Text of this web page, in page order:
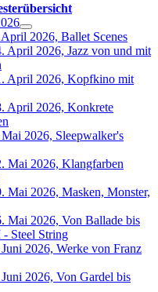
2026, Ballet Scenes
April 2026, Jazz von und mit
April 2026, Kopfkino mit
April 2026, Konkrete
2026, Sleepwalker's
Mai 2026, Klangfarben
Mai 2026, Masken, Monster,
Mai 2026, Von Ballade bis
Steel String
2026, Werke von Franz
2026, Von Gardel bis